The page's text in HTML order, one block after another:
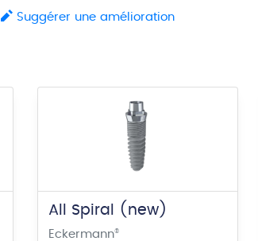
Suggérer une amélioration
All Spiral (new)
Eckermann®